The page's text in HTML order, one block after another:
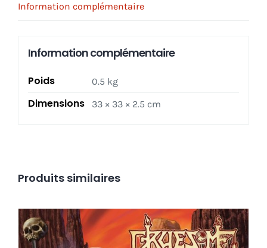
Information complémentaire
Information complémentaire
Poids 0.5 kg
Dimensions 33 × 33 × 2.5 cm
Produits similaires
Gruesome ‎– Savage Land LP _ Ltd. Ed. _ Green
Swamp